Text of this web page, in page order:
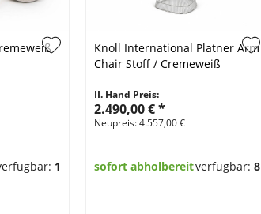
1
Knoll International Platner Arm
Chair Stoff / Cremeweiß
II. Hand Preis:
2.490,00 €*
Neupreis: 4.557,00 €
sofort abholbereitverfügbar:8